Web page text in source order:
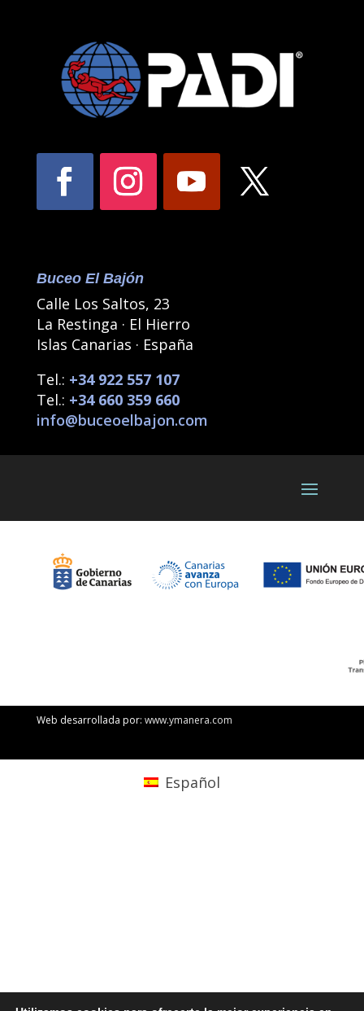
Buceo El Bajón
Calle Los Saltos, 23
La Restinga · El Hierro
Islas Canarias · España
Tel.: +34 922 557 107
Tel.: +34 660 359 660
info@buceoelbajon.com
Web desarrollada por: www.ymanera.com
Español